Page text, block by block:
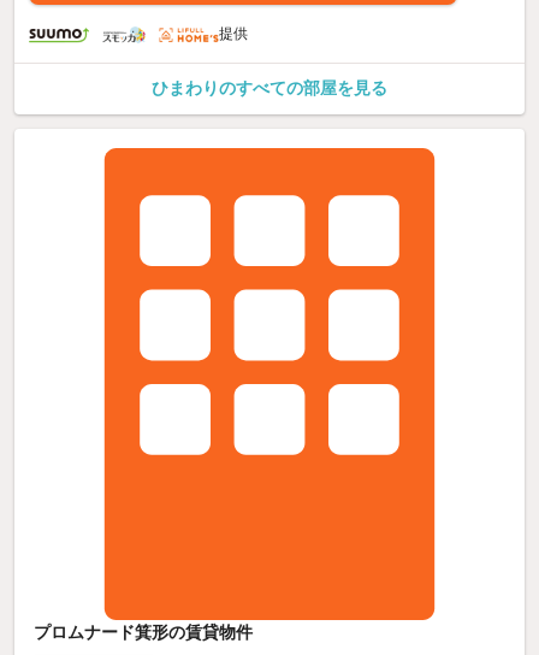
提供
ひまわりのすべての部屋を見る
プロムナード箕形の賃貸物件